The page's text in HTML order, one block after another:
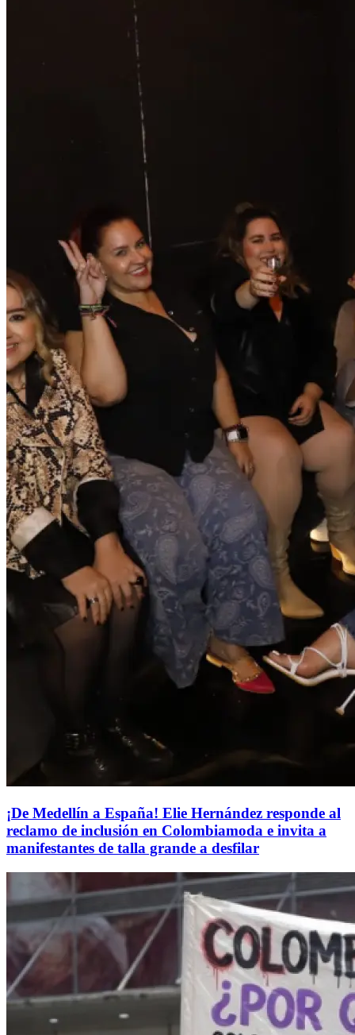
¡De Medellín a España! Elie Hernández responde al
reclamo de inclusión en Colombiamoda e invita a
manifestantes de talla grande a desfilar